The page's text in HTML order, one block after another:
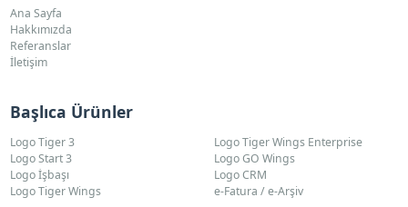
Ana Sayfa
Hakkımızda
Referanslar
İletişim
Başlıca Ürünler
Logo Tiger 3
Logo Start 3
Logo İşbaşı
Logo Tiger Wings
Logo Tiger Wings Enterprise
Logo GO Wings
Logo CRM
e-Fatura / e-Arşiv